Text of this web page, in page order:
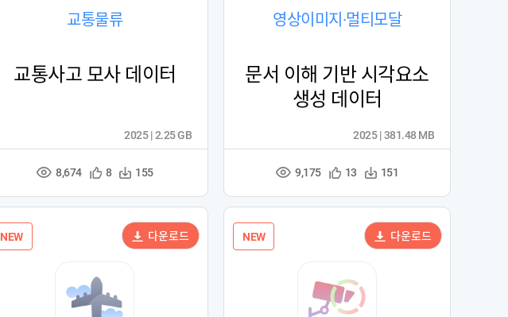
교통물류
교통사고 모사 데이터
조
수
8,674
관
등
록
8
다
수
155
2025 | 2.25 GB
영상이미지·멀티모달
문서 이해 기반 시각요소
생성 데이터
조
수
9,175
관
등
록
13
다
수
151
2025 | 381.48 MB
NEW 다운로드 NEW 다운로드